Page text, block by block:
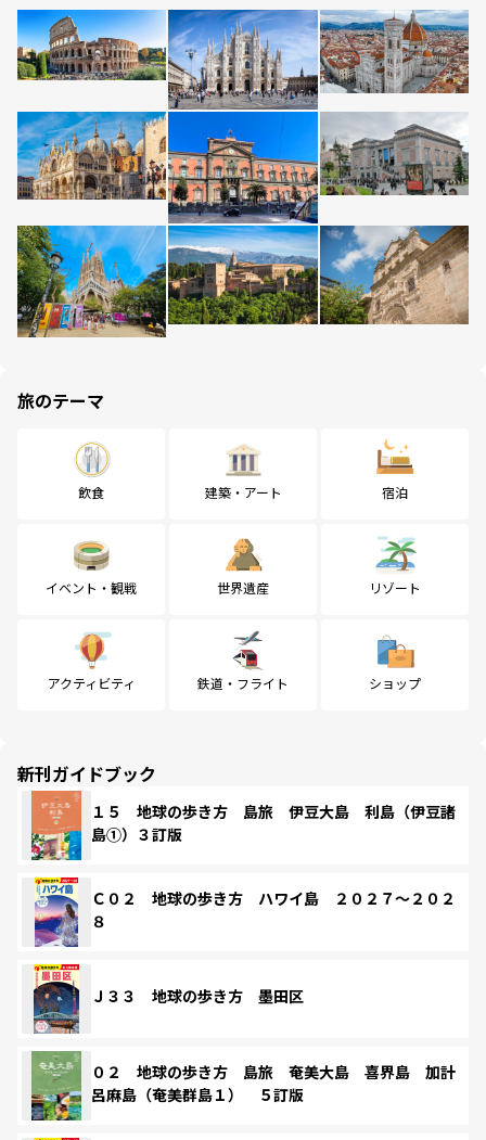
旅のテーマ
飲食 建築・アート 宿泊
イベント・観戦 世界遺産 リゾート
アクティビティ 鉄道・フライト ショップ
新刊ガイドブック
１５ 地球の歩き方 島旅 伊豆大島 利島（伊豆諸
島①）３訂版
Ｃ０２ 地球の歩き方 ハワイ島 ２０２７～２０２
８
Ｊ３３ 地球の歩き方 墨田区
０２ 地球の歩き方 島旅 奄美大島 喜界島 加計
呂麻島（奄美群島１） ５訂版